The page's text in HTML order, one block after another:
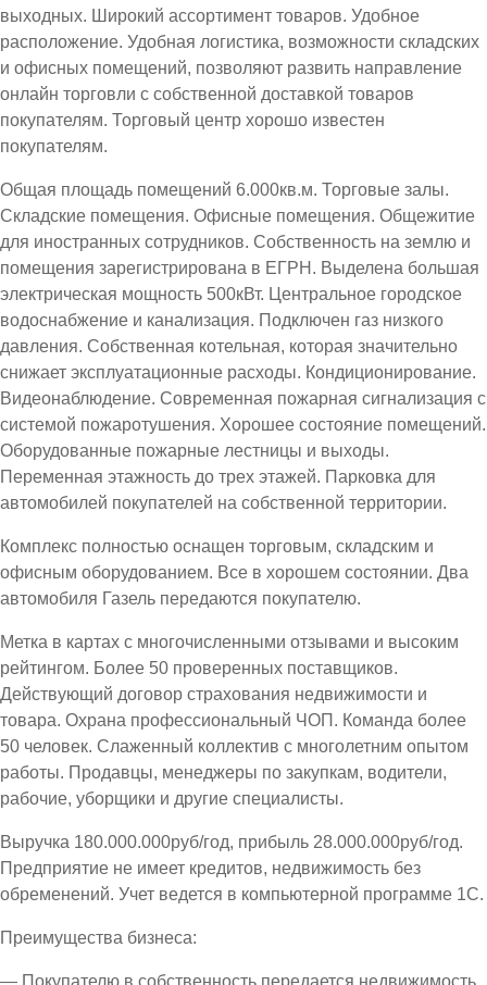
выходных. Широкий ассортимент товаров. Удобное
расположение. Удобная логистика, возможности складских
и офисных помещений, позволяют развить направление
онлайн торговли с собственной доставкой товаров
покупателям. Торговый центр хорошо известен
покупателям.
Общая площадь помещений 6.000кв.м. Торговые залы.
Складские помещения. Офисные помещения. Общежитие
для иностранных сотрудников. Собственность на землю и
помещения зарегистрирована в ЕГРН. Выделена большая
электрическая мощность 500кВт. Центральное городское
водоснабжение и канализация. Подключен газ низкого
давления. Собственная котельная, которая значительно
снижает эксплуатационные расходы. Кондиционирование.
Видеонаблюдение. Современная пожарная сигнализация с
системой пожаротушения. Хорошее состояние помещений.
Оборудованные пожарные лестницы и выходы.
Переменная этажность до трех этажей. Парковка для
автомобилей покупателей на собственной территории.
Комплекс полностью оснащен торговым, складским и
офисным оборудованием. Все в хорошем состоянии. Два
автомобиля Газель передаются покупателю.
Метка в картах с многочисленными отзывами и высоким
рейтингом. Более 50 проверенных поставщиков.
Действующий договор страхования недвижимости и
товара. Охрана профессиональный ЧОП. Команда более
50 человек. Слаженный коллектив с многолетним опытом
работы. Продавцы, менеджеры по закупкам, водители,
рабочие, уборщики и другие специалисты.
Выручка 180.000.000руб/год, прибыль 28.000.000руб/год.
Предприятие не имеет кредитов, недвижимость без
обременений. Учет ведется в компьютерной программе 1С.
Преимущества бизнеса:
— Покупателю в собственность передается недвижимость